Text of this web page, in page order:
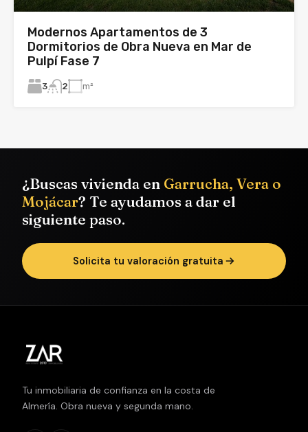
Modernos Apartamentos de 3
Dormitorios de Obra Nueva en Mar de
Pulpí Fase 7
3 2 m²
¿Buscas vivienda en Garrucha, Vera o
Mojácar? Te ayudamos a dar el
siguiente paso.
Solicita tu valoración gratuita
Tu inmobiliaria de confianza en la costa de
Almería. Obra nueva y segunda mano.